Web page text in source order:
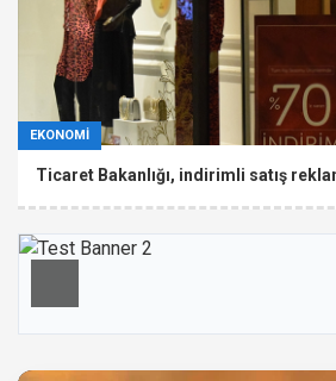
EKONOMİ
Ticaret Bakanlığı, indirimli satış